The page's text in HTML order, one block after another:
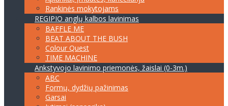
Rankinės mokytojams
REGIPIO anglų kalbos lavinimas
BAFFLE ME
BEAT ABOUT THE BUSH
Colour Quest
TIME MACHINE
Ankstyvojo lavinimo priemonės, žaislai (0-3m.)
ABC
Formų, dydžių pažinimas
Garsai